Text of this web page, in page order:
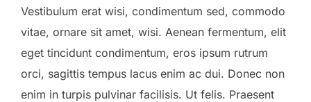
Vestibulum erat wisi, condimentum sed, commodo
vitae, ornare sit amet, wisi. Aenean fermentum, elit
eget tincidunt condimentum, eros ipsum rutrum
orci, sagittis tempus lacus enim ac dui. Donec non
enim in turpis pulvinar facilisis. Ut felis. Praesent